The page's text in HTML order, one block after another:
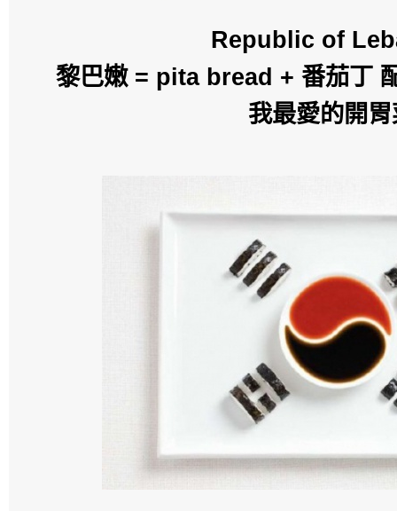
Republic of
黎巴嫩 = pita bread + 番茄丁
我最愛的開